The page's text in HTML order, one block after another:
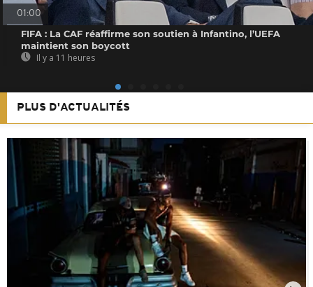
01:00
FIFA : La CAF réaffirme son soutien à Infantino, l’UEFA
maintient son boycott
Il y a 11 heures
PLUS D'ACTUALITÉS